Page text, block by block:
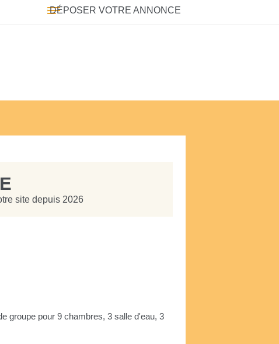
DÉPOSER VOTRE ANNONCE
site depuis 2026
groupe pour 9 chambres, 3 salle d'eau, 3